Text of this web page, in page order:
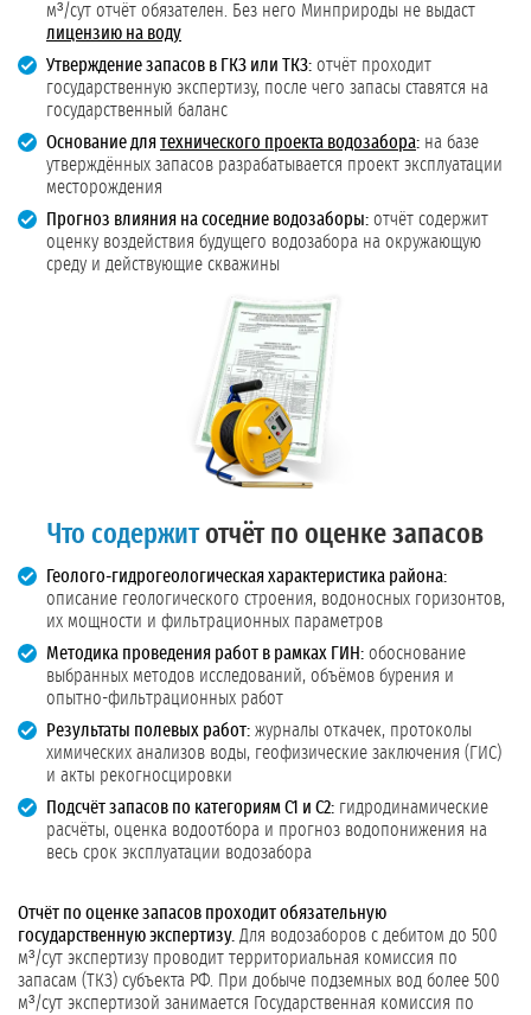
м³/сут отчёт обязателен. Без него Минприроды не выдаст
лицензию на воду
Утверждение запасов в ГКЗ или ТКЗ: отчёт проходит
государственную экспертизу, после чего запасы ставятся на
государственный баланс
Основание длятехнического проекта водозабора: на базе
утверждённых запасов разрабатывается проект эксплуатации
месторождения
Прогноз влияния на соседние водозаборы: отчёт содержит
оценку воздействия будущего водозабора на окружающую
среду и действующие скважины
Что содержитотчёт по оценке запасов
Геолого-гидрогеологическая характеристика района:
описание геологического строения, водоносных горизонтов,
их мощности и фильтрационных параметров
Методика проведения работ в рамках ГИН: обоснование
выбранных методов исследований, объёмов бурения и
опытно-фильтрационных работ
Результаты полевых работ: журналы откачек, протоколы
химических анализов воды, геофизические заключения (ГИС)
и акты рекогносцировки
Подсчёт запасов по категориям С1 и С2: гидродинамические
расчёты, оценка водоотбора и прогноз водопонижения на
весь срок эксплуатации водозабора
Отчёт по оценке запасов проходит обязательную
государственную экспертизу. Для водозаборов с дебитом до 500
м³/сут экспертизу проводит территориальная комиссия по
запасам (ТКЗ) субъекта РФ. При добыче подземных вод более 500
м³/сут экспертизой занимается Государственная комиссия по